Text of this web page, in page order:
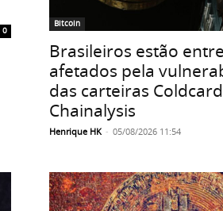
0
Bitcoin
Brasileiros estão
afetados pela
das carteiras
Chainalysis
Henrique HK - 05/08/2026 11:54